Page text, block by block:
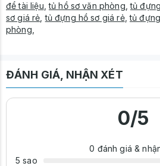
để tài liệu ,tủ hồ sơ văn phòng ,tủ
sơ giá rẻ ,tủ đựng hồ sơ giá rẻ,tủ
phòng
ĐÁNH GIÁ, NHẬN XÉT
0/5
0 đánh giá &
5 sao